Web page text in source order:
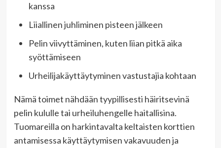
kanssa
Liiallinen juhliminen pisteen jälkeen
Pelin viivyttäminen, kuten liian pitkä aika
syöttämiseen
Urheilijakäyttäytyminen vastustajia kohtaan
Nämä toimet nähdään tyypillisesti häiritsevinä
pelin kululle tai urheiluhengelle haitallisina.
Tuomareilla on harkintavalta keltaisten korttien
antamisessa käyttäytymisen vakavuuden ja